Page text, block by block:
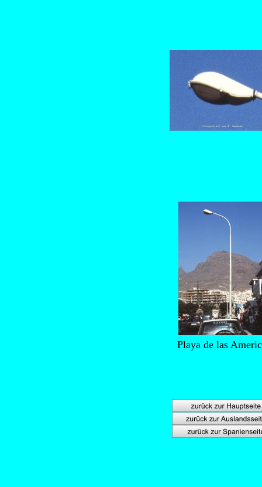
Playa de las